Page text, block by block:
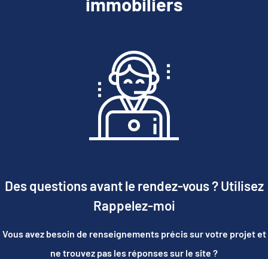
Des questions avant le rendez-vous ? Utilisez
Rappelez-moi
Vous avez besoin de renseignements précis sur votre projet et
ne trouvez pas les réponses sur le site ?